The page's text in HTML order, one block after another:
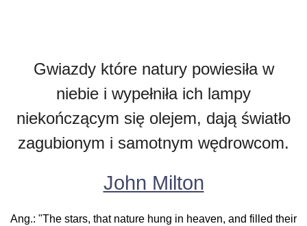
Gwiazdy które natury powiesiła w
niebie i wypełniła ich lampy
niekończącym się olejem, dają światło
zagubionym i samotnym wędrowcom.
John Milton
Ang.: "The stars, that nature hung in heaven, and filled their